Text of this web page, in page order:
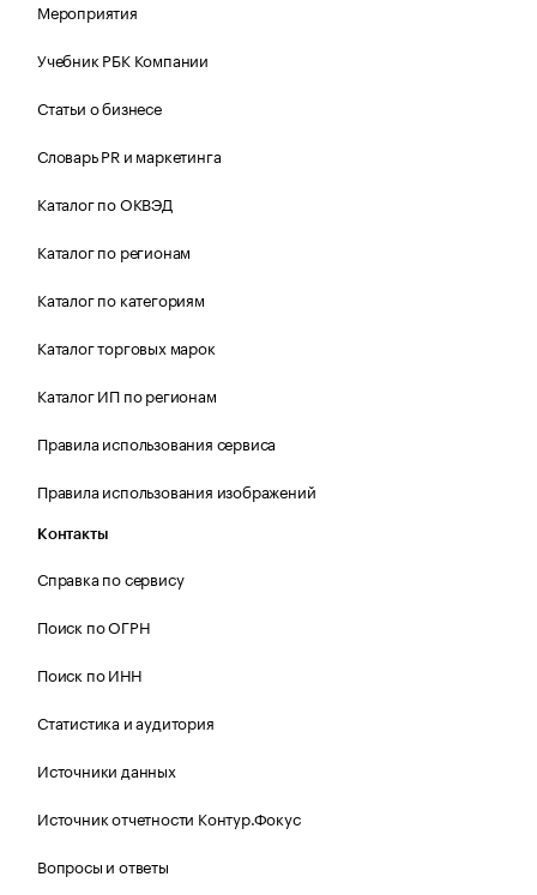
Мероприятия
Учебник РБК Компании
Статьи о бизнесе
Словарь PR и маркетинга
Каталог по ОКВЭД
Каталог по регионам
Каталог по категориям
Каталог торговых марок
Каталог ИП по регионам
Правила использования сервиса
Правила использования изображений
Контакты
Справка по сервису
Поиск по ОГРН
Поиск по ИНН
Статистика и аудитория
Источники данных
Источник отчетности Контур.Фокус
Вопросы и ответы